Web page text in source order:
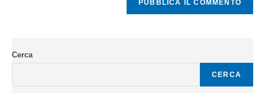
Cerca
CERCA